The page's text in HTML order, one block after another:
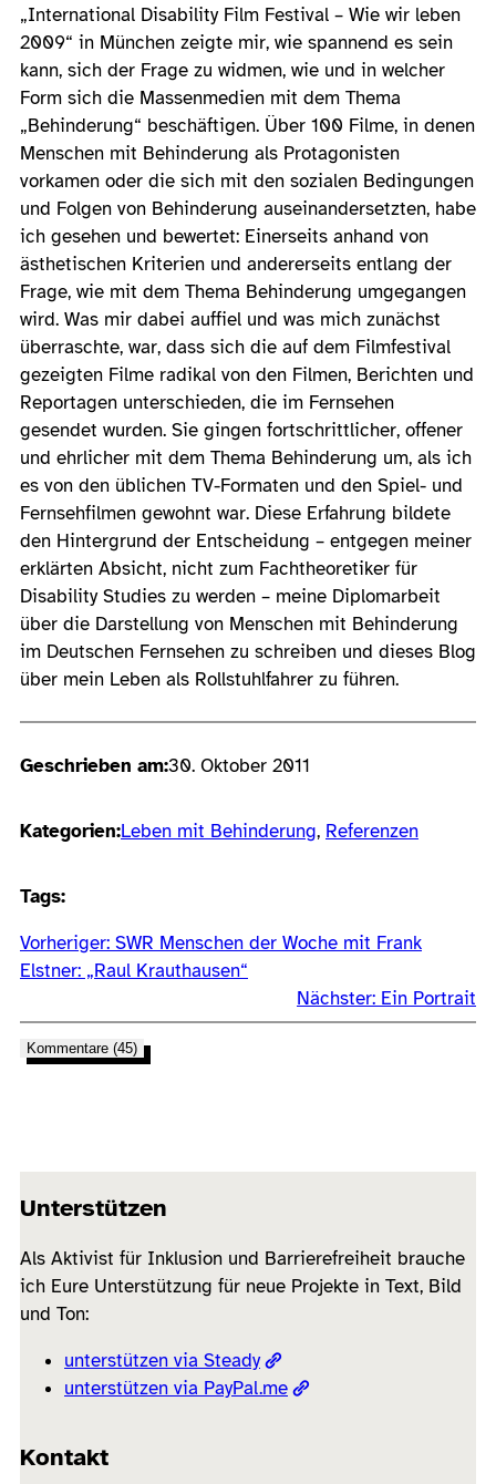
„International Disability Film Festival – Wie wir leben
2009“ in München zeigte mir, wie spannend es sein
kann, sich der Frage zu widmen, wie und in welcher
Form sich die Massenmedien mit dem Thema
„Behinderung“ beschäftigen. Über 100 Filme, in denen
Menschen mit Behinderung als Protagonisten
vorkamen oder die sich mit den sozialen Bedingungen
und Folgen von Behinderung auseinandersetzten, habe
ich gesehen und bewertet: Einerseits anhand von
ästhetischen Kriterien und andererseits entlang der
Frage, wie mit dem Thema Behinderung umgegangen
wird. Was mir dabei auffiel und was mich zunächst
überraschte, war, dass sich die auf dem Filmfestival
gezeigten Filme radikal von den Filmen, Berichten und
Reportagen unterschieden, die im Fernsehen
gesendet wurden. Sie gingen fortschrittlicher, offener
und ehrlicher mit dem Thema Behinderung um, als ich
es von den üblichen TV-Formaten und den Spiel- und
Fernsehfilmen gewohnt war. Diese Erfahrung bildete
den Hintergrund der Entscheidung – entgegen meiner
erklärten Absicht, nicht zum Fachtheoretiker für
Disability Studies zu werden – meine Diplomarbeit
über die Darstellung von Menschen mit Behinderung
im Deutschen Fernsehen zu schreiben und dieses Blog
über mein Leben als Rollstuhlfahrer zu führen.
Geschrieben am:30. Oktober 2011
Kategorien:Leben mit Behinderung, Referenzen
Tags:
Vorheriger: SWR Menschen der Woche mit Frank
Elstner: „Raul Krauthausen“
Nächster: Ein Portrait
Kommentare (45)
Unterstützen
Als Aktivist für Inklusion und Barrierefreiheit brauche
ich Eure Unterstützung für neue Projekte in Text, Bild
und Ton:
unterstützen via Steady
unterstützen via PayPal.me
Kontakt